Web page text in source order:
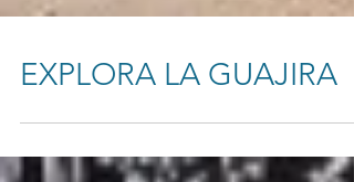
EXPLORA LA GUAJIRA